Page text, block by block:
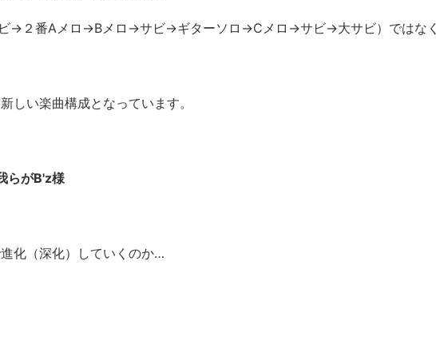
→２番Aメロ→Bメロ→サビ→ギターソロ→Cメロ→サビ→大サビ）ではなく
しい楽曲構成となっています。
らがB'z様
化（深化）していくのか…